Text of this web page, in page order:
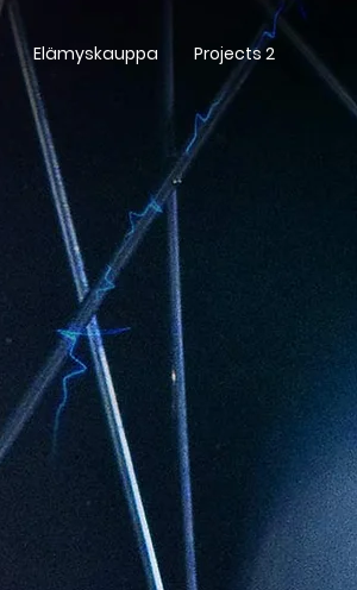
Elämyskauppa Projects 2